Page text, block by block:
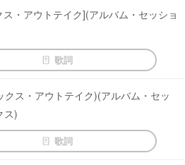
・アウトテイク](アルバム・セッショ
歌詞
ス・アウトテイク)(アルバム・セッ
ス)
歌詞